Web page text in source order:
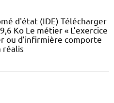
d'état (IDE) Télécharger
Ko Le métier « L’exercice
ou d’infirmière comporte
réalis